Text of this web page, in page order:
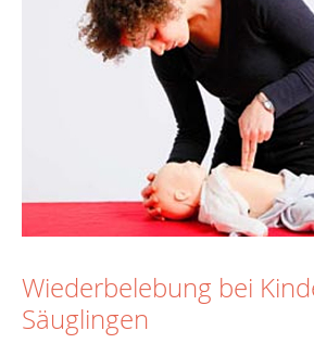
Wiederbelebung bei
Säuglingen